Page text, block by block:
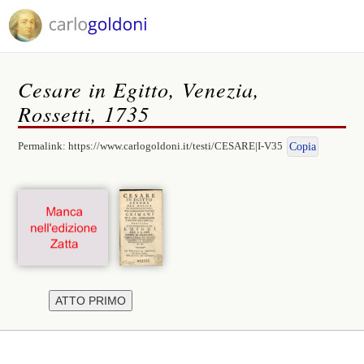
Cesare in Egitto, Venezia,
Rossetti, 1735
Permalink:https://www.carlogoldoni.it/testi/CESARE|I-V35 Copia